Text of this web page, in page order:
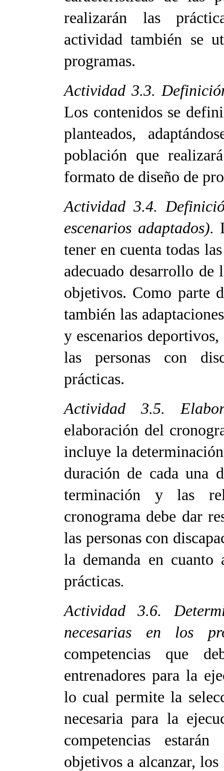
realizarán las
actividad también se
programas.
Actividad 3.3.
Los contenidos se
planteados,
población que
formato de diseño de
Actividad 3.4.
escenarios adaptados).
tener en cuenta todas
adecuado desarrollo
objetivos. Como parte
también las
y escenarios
las personas con
prácticas.
Actividad 3.5.
elaboración del
incluye la
duración de cada una
terminación y las
cronograma debe dar
las personas con
la demanda en
prácticas.
Actividad 3.6.
necesarias en los
competencias que
entrenadores para la
lo cual permite la
necesaria para la
competencias
objetivos a alcanzar,